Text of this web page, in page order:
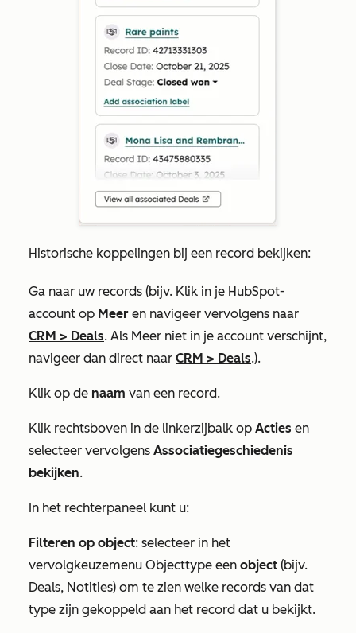
Historische koppelingen bij een record bekijken:
Ga naar uw records (bijv. Klik in je HubSpot-
account op Meer en navigeer vervolgens naar
CRM > Deals. Als Meer niet in je account verschijnt,
navigeer dan direct naar CRM > Deals.).
Klik op de naam van een record.
Klik rechtsboven in de linkerzijbalk op Acties en
selecteer vervolgens Associatiegeschiedenis
bekijken.
In het rechterpaneel kunt u:
Filteren op object: selecteer in het
vervolgkeuzemenu Objecttype een object (bijv.
Deals, Notities) om te zien welke records van dat
type zijn gekoppeld aan het record dat u bekijkt.